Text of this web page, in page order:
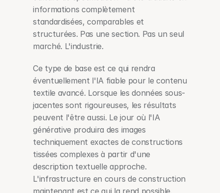
informations complètement
standardisées, comparables et
structurées. Pas une section. Pas un seul
marché. L'industrie.
Ce type de base est ce qui rendra
éventuellement l'IA fiable pour le contenu
textile avancé. Lorsque les données sous-
jacentes sont rigoureuses, les résultats
peuvent l'être aussi. Le jour où l'IA
générative produira des images
techniquement exactes de constructions
tissées complexes à partir d'une
description textuelle approche.
L'infrastructure en cours de construction
maintenant est ce qui la rend possible.